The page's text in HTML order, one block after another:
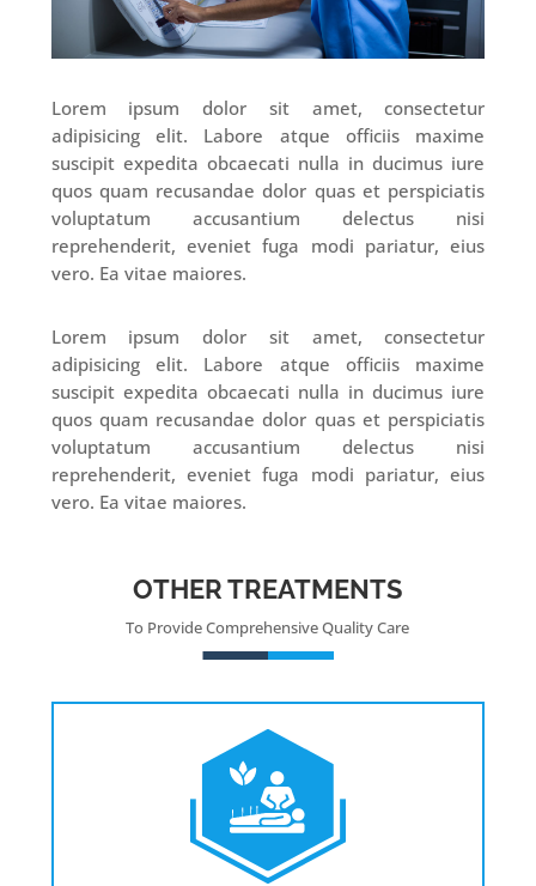
Lorem ipsum dolor sit amet, consectetur
adipisicing elit. Labore atque officiis maxime
suscipit expedita obcaecati nulla in ducimus iure
quos quam recusandae dolor quas et perspiciatis
voluptatum accusantium delectus nisi
reprehenderit, eveniet fuga modi pariatur, eius
vero. Ea vitae maiores.
Lorem ipsum dolor sit amet, consectetur
adipisicing elit. Labore atque officiis maxime
suscipit expedita obcaecati nulla in ducimus iure
quos quam recusandae dolor quas et perspiciatis
voluptatum accusantium delectus nisi
reprehenderit, eveniet fuga modi pariatur, eius
vero. Ea vitae maiores.
OTHER TREATMENTS
To Provide Comprehensive Quality Care